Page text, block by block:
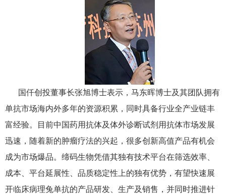
国仟创投董事长张旭博士表示，马东晖博士及其团队拥有
单抗市场海内外多年的资源积累，同时具备行业全产业链丰
富经验。目前中国药用抗体及体外诊断试剂用抗体市场发展
迅速，随着新的肿瘤疗法的兴起，很多创新高值产品有机会
成为市场爆品。缔码生物凭借其独有技术平台在筛选效率、
成本、平台延展性、品质稳定性上的独有优势，有望快速展
开临床病理兔单抗的产品研发、生产及销售，并同时推进针